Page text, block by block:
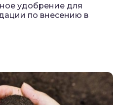
удобрение для
по внесению в